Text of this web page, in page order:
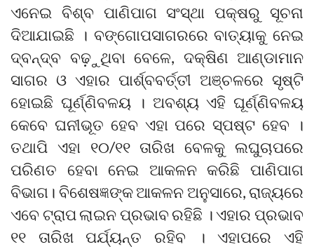
ଏନେଇ ବିଶ୍ବ ପାଣିପାଗ ସଂସ୍ଥା ପକ୍ଷରୁ ସୂଚନା
ଦିଆଯାଇଛି । ବଙ୍ଗୋପସାଗରରେ ବାତ୍ୟାକୁ ନେଇ
ଦ୍ବନ୍ଦ୍ବ ବଢ଼ୁଥିବା ବେଳେ, ଦକ୍ଷିଣ ଆଣ୍ଡାମାନ
ସାଗର ଓ ଏହାର ପାର୍ଶ୍ବବର୍ତ୍ତୀ ଅଞ୍ଚଳରେ ସୃଷ୍ଟି
ହୋଇଛି ଘୂର୍ଣ୍ଣିବଳୟ । ଅବଶ୍ୟ ଏହି ଘୂର୍ଣ୍ଣିବଳୟ
କେବେ ଘନୀଭୂତ ହେବ ଏହା ପରେ ସ୍ପଷ୍ଟ ହେବ ।
ତଥାପି ଏହା ୧୦/୧୧ ତାରିଖ ବେଳକୁ ଲଘୁଚାପରେ
ପରିଣତ ହେବା ନେଇ ଆକଳନ କରିଛି ପାଣିପାଗ
ବିଭାଗ। ବିଶେଷଜ୍ଞଙ୍କ ଆକଳନ ଅନୁସାରେ, ରାଜ୍ୟରେ
ଏବେ ଟ୍ରାପ ଲାଇନ ପ୍ରଭାବ ରହିଛି । ଏହାର ପ୍ରଭାବ
୧୧ ତାରିଖ ପର୍ଯ୍ୟନ୍ତ ରହିବ । ଏହାପରେ ଏହି